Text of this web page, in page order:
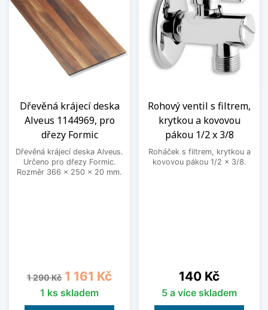
Dřevěná krájecí deska
Alveus 1144969, pro
dřezy Formic
Dřevěná krájecí deska Alveus.
Určeno pro dřezy Formic.
Rozměr 366 x 250 x 20 mm.
Běžná cena
1 290 Kč Cena
1 161 Kč
1 ks skladem
Rohový ventil s filtrem,
krytkou a kovovou
pákou 1/2 x 3/8
Roháček s filtrem, krytkou a
kovovou pákou 1/2 x 3/8.
Cena
140 Kč
5 a více skladem